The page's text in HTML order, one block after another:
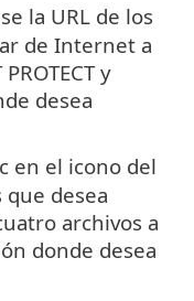
la URL de los
de Internet a
y
desea
en el icono del
que desea
archivos a
donde desea